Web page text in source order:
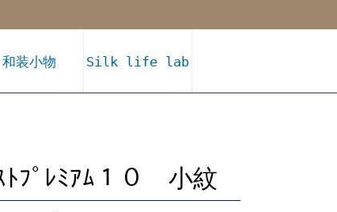
和装小物 Silk life lab
ﾄﾌﾟﾚﾐｱﾑ１０ 小紋